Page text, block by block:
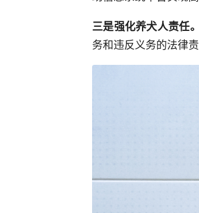
三是强化养犬人责任。
务和违反义务的法律